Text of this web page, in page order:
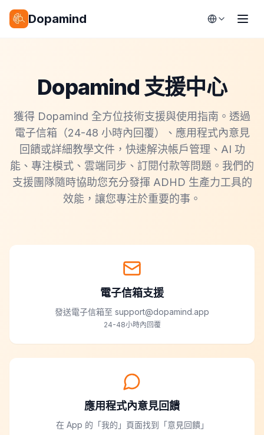
Dopamind
Dopamind 支援中心
獲得 Dopamind 全方位技術支援與使用指南。透過
電子信箱（24-48 小時內回覆）、應用程式內意見
回饋或詳細教學文件，快速解決帳戶管理、AI 功
能、專注模式、雲端同步、訂閱付款等問題。我們的
支援團隊隨時協助您充分發揮 ADHD 生產力工具的
效能，讓您專注於重要的事。
電子信箱支援
發送電子信箱至 support@dopamind.app
24-48小時內回覆
應用程式內意見回饋
在 App 的「我的」頁面找到「意見回饋」